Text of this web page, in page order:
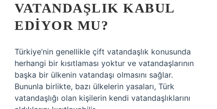
VATANDAŞLIK KABUL
EDIYOR MU?
Türkiye’nin genellikle çift vatandaşlık konusunda
herhangi bir kısıtlaması yoktur ve vatandaşlarının
başka bir ülkenin vatandaşı olmasını sağlar.
Bununla birlikte, bazı ülkelerin yasaları, Türk
vatandaşlığı olan kişilerin kendi vatandaşlıklarını